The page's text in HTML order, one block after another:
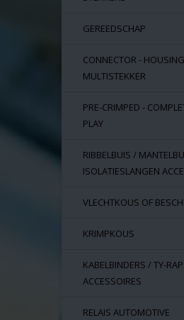
GEREEDSCHAP
CONNECTOR -
MULTISTEKKER
PRE-CRIMPED -
PLAY
RIBBELBUIS /
ISOLATIESLANGEN
VLECHTKOUS OF
KRIMPKOUS
KABELBINDERS / TY-
ACCESSOIRES
RELAIS AUTOMOTIVE